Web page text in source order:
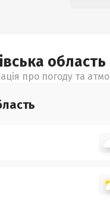
область
про погоду та